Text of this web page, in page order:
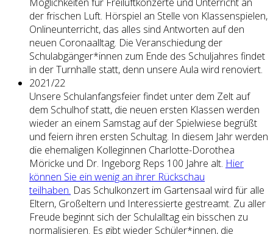
der frischen Luft. Hörspiel an Stelle von Klassenspielen,
Onlineunterricht, das alles sind Antworten auf den
neuen Coronaalltag. Die Veranschiedung der
Schulabgänger*innen zum Ende des Schuljahres findet
in der Turnhalle statt, denn unsere Aula wird renoviert.
2021/22
Unsere Schulanfangsfeier findet unter dem Zelt auf
dem Schulhof statt, die neuen ersten Klassen werden
wieder an einem Samstag auf der Spielwiese begrüßt
und feiern ihren ersten Schultag. In diesem Jahr werden
die ehemaligen Kolleginnen Charlotte-Dorothea
Möricke und Dr. Ingeborg Reps 100 Jahre alt. Hier
können Sie ein wenig an ihrer Rückschau
teilhaben. Das Schulkonzert im Gartensaal wird für alle
Eltern, Großeltern und Interessierte gestreamt. Zu aller
Freude beginnt sich der Schulalltag ein bisschen zu
normalisieren. Es gibt wieder Schüler*innen, die